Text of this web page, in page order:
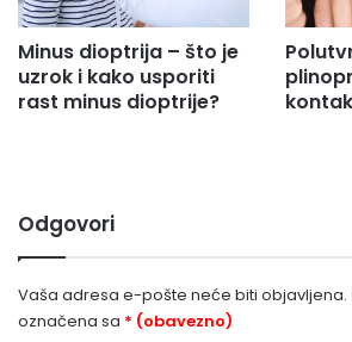
Minus dioptrija – što je
uzrok i kako usporiti
rast minus dioptrije?
Odgovori
Vaša adresa e-pošte neće biti objavljena.
označena sa * (obavezno)